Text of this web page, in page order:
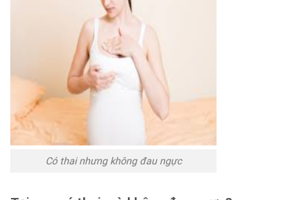
Có thai nhưng không đau ngực